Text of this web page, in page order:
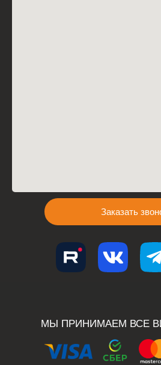
Заказать
МЫ ПРИНИМАЕМ ВСЕ